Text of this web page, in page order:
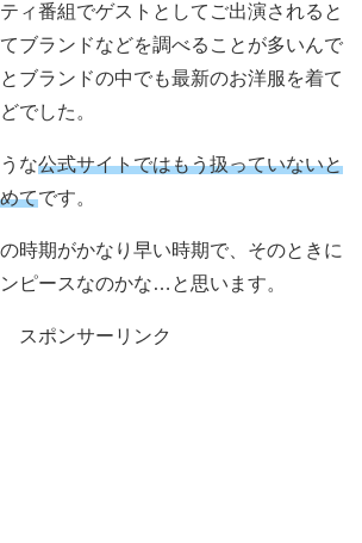
ィ番組でゲストとしてご出演されると
ブランドなどを調べることが多いんで
ブランドの中でも最新のお洋服を着て
でした。
な公式サイトではもう扱っていないと
てです。
時期がかなり早い時期で、そのときに
ピースなのかな…と思います。
スポンサーリンク